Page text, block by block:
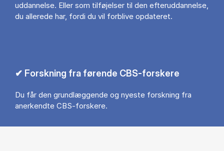
uddannelse. Eller som tilføjelser til den efteruddannelse,
du allerede har, fordi du vil forblive opdateret.
✔ Forskning fra førende CBS-forskere
Du får den grundlæggende og nyeste forskning fra
anerkendte CBS-forskere.